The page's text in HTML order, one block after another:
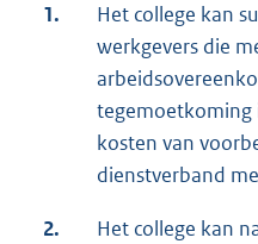
1.
Het college kan
werkgevers die
tegemoetkoming
kosten van
dienstverband
2.
Het college kan